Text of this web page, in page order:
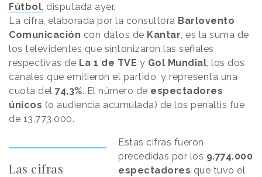
Fútbol , disputada ayer.
La cifra, elaborada por la consultora Barlovento
Comunicación con datos de Kantar , es la suma de
los televidentes que sintonizaron las señales
respectivas de La 1 de TVE y Gol Mundial , los dos
canales que emitieron el partido, y representa una
cuota del 74,3%. El número de espectadores
únicos (o audiencia acumulada) de los penaltis fue
de 13.773.000.
Las cifras
Estas cifras fueron
precedidas por los 9.774.000
espectadores que tuvo el